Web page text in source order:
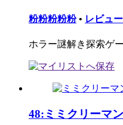
粉粉粉粉粉 • レビュー
ホラー謎解き探索ゲ
48: ミミクリーマン